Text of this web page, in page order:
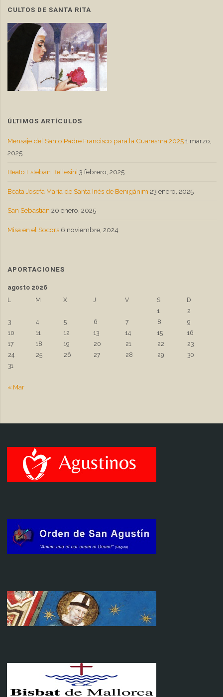
CULTOS DE SANTA RITA
ÚLTIMOS ARTÍCULOS
Mensaje del Santo Padre Francisco para la Cuaresma 2025 1 marzo,
2025
Beato Esteban Bellesini 3 febrero, 2025
Beata Josefa María de Santa Inés de Benigánim 23 enero, 2025
San Sebastián 20 enero, 2025
Misa en el Socors 6 noviembre, 2024
APORTACIONES
agosto 2026
L
M X J V S
D
1
2
3
4 5 6 7 8
9
10
11 12 13 14 15
16
17
18 19 20 21 22
23
24
25 26 27 28 29
30
31
« Mar